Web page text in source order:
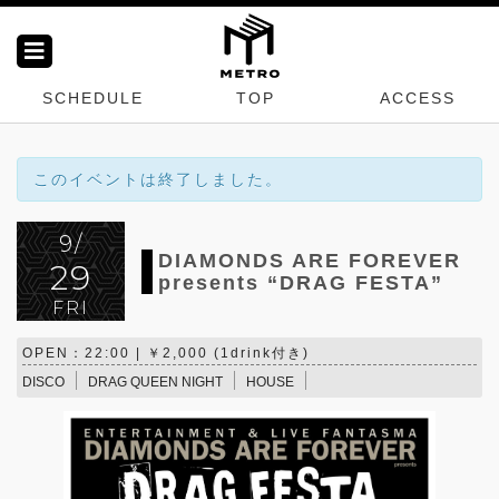
SCHEDULE TOP ACCESS
このイベントは終了しました。
9/
29
FRI
DIAMONDS ARE FOREVER
presents “DRAG FESTA”
OPEN：22:00 | ￥2,000 (1drink付き)
DISCO
DRAG QUEEN NIGHT HOUSE